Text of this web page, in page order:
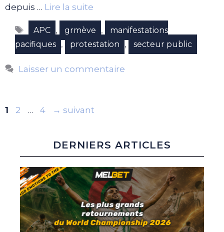
depuis … Lire la suite
Étiquettes
APC , grmève ,
manifestations
pacifiques , protestation , secteur public
Laisser un commentaire
Page
1 Page
2 … Page
4 → suivant
DERNIERS ARTICLES